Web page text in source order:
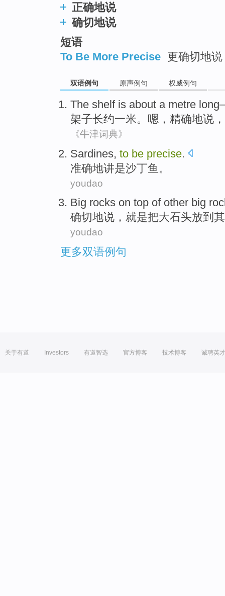
正确地说
确切地说
短语
To Be More Precise 更确切地
双语例句 原声例句 权威例句
The shelfis about a metre long
架子长约一米。 嗯 ， 精确地说 ，
《牛津词典》
Sardines, to be precise.
准确地讲是沙丁鱼 。
youdao
Big rocks on top of other big
确切地说 ， 就是把大石头放到
youdao
更多双语例句
关于有道 Investors 有道智选 官方博客 技术博客 诚聘英才